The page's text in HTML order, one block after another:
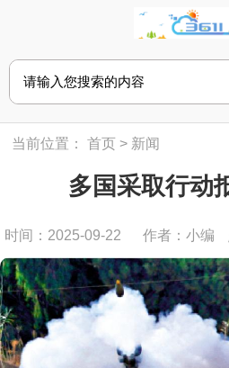
当前位置：首页 > 新闻
多国采取行动
时间：2025-09-22 作者：小编